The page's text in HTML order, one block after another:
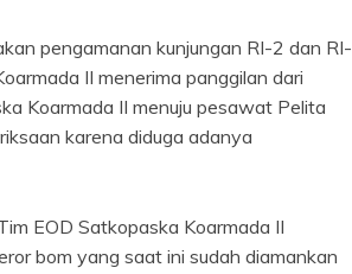
pengamanan kunjungan RI-2 dan RI-
II menerima panggilan dari
Koarmada II menuju pesawat Pelita
karena diduga adanya
EOD Satkopaska Koarmada II
bom yang saat ini sudah diamankan